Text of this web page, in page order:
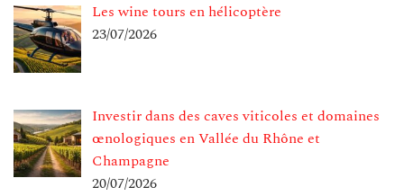
Les wine tours en hélicoptère
23/07/2026
Investir dans des caves viticoles et domaines
œnologiques en Vallée du Rhône et
Champagne
20/07/2026